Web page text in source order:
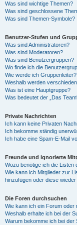
Was sind wichtige Themen?
Was sind geschlossene
Was sind Themen-Symbole?
Benutzer-Stufen und
Was sind Administratoren?
Was sind Moderatoren?
Was sind Benutzergruppen?
Wo finde ich die
Wie werde ich Gruppenleiter?
Weshalb werden
Was ist eine Hauptgruppe?
Was bedeutet der „Das
Private Nachrichten
Ich kann keine Privaten
Ich bekomme ständig
Ich habe eine Spam-E-Mail
Freunde und ignorierte
Wozu benötige ich die Listen
Wie kann ich Mitglieder zur
hinzufügen oder diese
Die Foren durchsuchen
Wie kann ich ein Forum
Weshalb erhalte ich bei der
Warum bekomme ich bei der